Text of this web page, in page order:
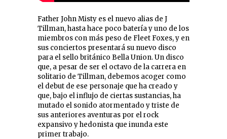
Father John Misty es el nuevo alias de J
Tillman, hasta hace poco batería y uno de los
miembros con más peso de Fleet Foxes, y en
sus conciertos presentará su nuevo disco
para el sello británico Bella Union. Un disco
que, a pesar de ser el octavo de la carrera en
solitario de Tillman, debemos acoger como
el debut de ese personaje que ha creado y
que, bajo el influjo de ciertas sustancias, ha
mutado el sonido atormentado y triste de
sus anteriores aventuras por el rock
expansivo y hedonista que inunda este
primer trabajo.